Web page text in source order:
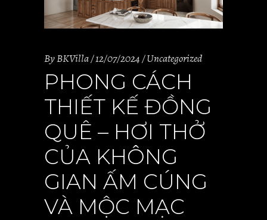
ByBKVilla 12/07/2024 Uncategorized
PHONG CÁCH
THIẾT KẾ ĐỒNG
QUÊ – HƠI THỞ
CỦA KHÔNG
GIAN ẤM CÚNG
VÀ MỘC MẠC